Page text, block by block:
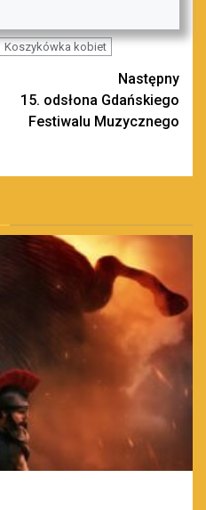
Koszykówka kobiet
Następny
15. odsłona Gdańskiego
Festiwalu Muzycznego